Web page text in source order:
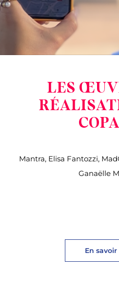
LES
Mantra, Elisa Fantozzi,
Ganaëlle
En